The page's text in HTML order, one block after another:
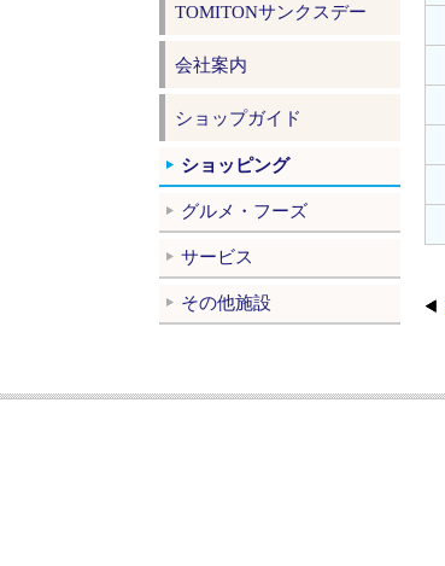
TOMITONサンクスデー
会社案内
ショップガイド
ショッピング
グルメ・フーズ
サービス
その他施設